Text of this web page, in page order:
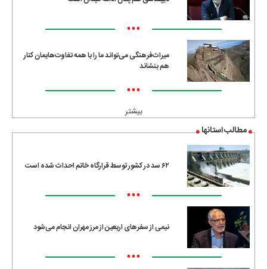
•••
میراث‌فرهنگی می‌تواند ما را با همه تفاوت‌هایمان کنار
هم بنشاند
•••
بیشتر
مطالب استانها
۶۲ سد در کشور توسط قرارگاه خاتم احداث شده است
•••
نیمی از سفرهای اربعین از مرز مهران انجام می‌شود
•••